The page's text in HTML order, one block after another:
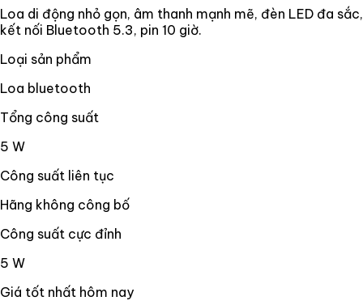
Loa di động nhỏ gọn, âm thanh mạnh mẽ, đèn LED đa sắc,
kết nối Bluetooth 5.3, pin 10 giờ.
Loại sản phẩm
Loa bluetooth
Tổng công suất
5 W
Công suất liên tục
Hãng không công bố
Công suất cực đỉnh
5 W
Giá tốt nhất hôm nay